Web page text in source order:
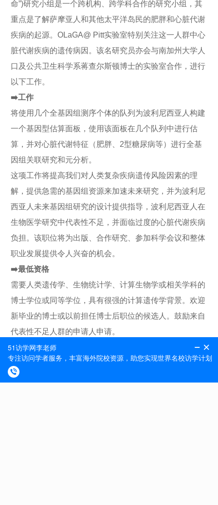
命”)研究小组是一个跨机构、跨学科合作的研究小组，其
重点是了解萨摩亚人和其他太平洋岛民的肥胖和心脏代谢
疾病的起源。OLaGA@ Pitt实验室特别关注这一人群中心
脏代谢疾病的遗传病因。该名研究员亦会与南加州大学人
口及公共卫生科学系蒋查尔斯顿博士的实验室合作，进行
以下工作。
➡️工作
将使用几个全基因组测序个体的队列为波利尼西亚人构建
一个基因型估算面板，使用该面板在几个队列中进行估
算，并对心脏代谢特征（肥胖、2型糖尿病等）进行全基
因组关联研究和元分析。
这项工作将提高我们对人类复杂疾病遗传风险因素的理
解，提供急需的基因组资源来加速未来研究，并为波利尼
西亚人未来基因组研究的设计提供指导，波利尼西亚人在
生物医学研究中代表性不足，并面临过度的心脏代谢疾病
负担。该职位将为出版、合作研究、参加科学会议和整体
职业发展提供令人兴奋的机会。
➡️最低资格
需要人类遗传学、生物统计学、计算生物学或相关学科的
博士学位或同等学位，具有很强的计算遗传学背景。欢迎
新毕业的博士或以前担任博士后职位的候选人。鼓励来自
代表性不足人群的申请人申请。
➡️首选资格
强大的计算技能和用一种或多种科学编程语言（R、
Python等）编写代码的能力